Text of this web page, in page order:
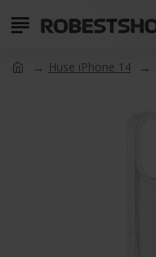
Huse iPhone 14